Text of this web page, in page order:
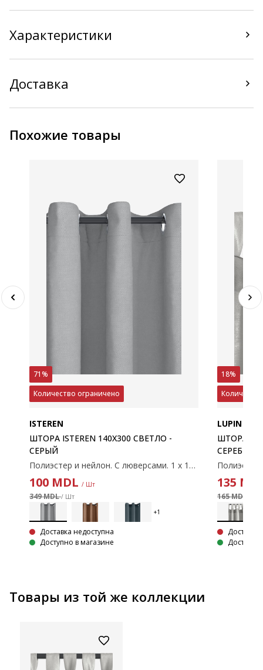
Характеристики
Доставка
Похожие товары
71%
Количество ограничено
ISTEREN
ШТОРА ISTEREN 140X300 СВЕТЛО -
СЕРЫЙ
Полиэстер и нейлон. С люверсами. 1 x 140 x 300 см
100MDL / Шт
349 MDL/ Шт
Доставка недоступна
Доступно в магазине
18%
LUPIN
ШТОРА
135
165 MDL
Доставка
Товары из той же коллекции